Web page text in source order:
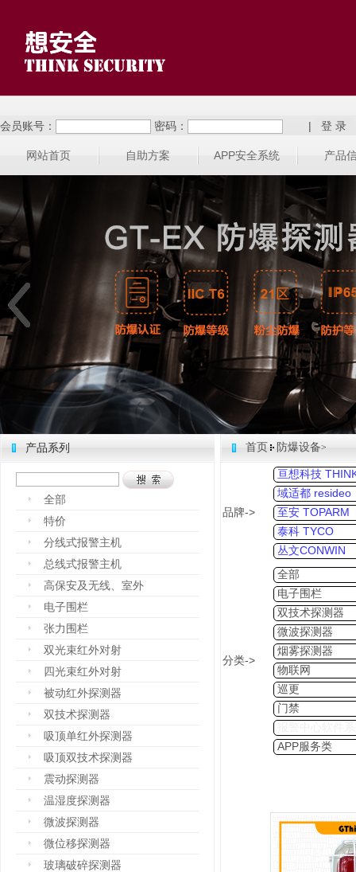
会员账号： 密码： |
网站首页 自助方案 APP安全系统 产品
产品系列
全部
特价
分线式报警主机
总线式报警主机
高保安及无线、室外
电子围栏
张力围栏
双光束红外对射
四光束红外对射
被动红外探测器
双技术探测器
吸顶单红外探测器
吸顶双技术探测器
震动探测器
温湿度探测器
微波探测器
微位移探测器
玻璃破碎探测器
首页 防爆设备>
品牌->
亘想科技
域适都 resideo
至安 TOPARM
泰科 TYCO
丛文CONWIN
分类->
全部
电子围栏
双技术探测器
微波探测器
烟雾探测器
物联网
巡更
门禁
APP服务类